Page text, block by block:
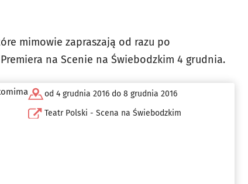
mimowie zapraszają od razu po
na Scenie na Świebodzkim 4 grudnia.
od 4 grudnia 2016 do 8 grudnia 2016
Teatr Polski - Scena na Świebodzkim